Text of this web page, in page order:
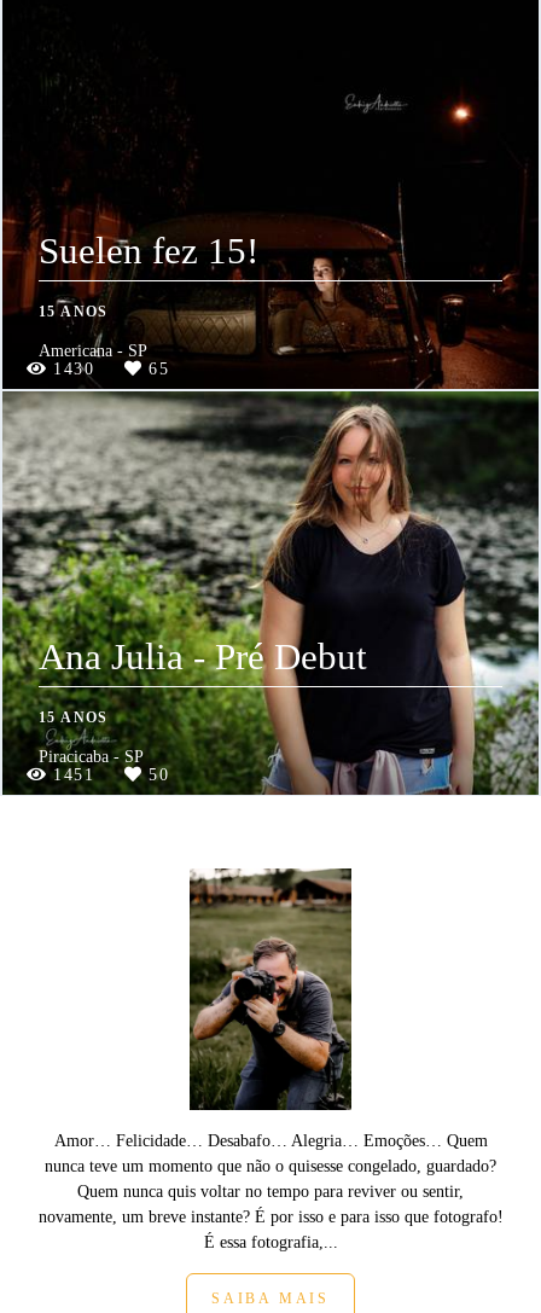
Suelen fez 15!
15 ANOS
Americana - SP
1430
65
Ana Julia - Pré Debut
15 ANOS
Piracicaba - SP
1451
50
Amor… Felicidade… Desabafo… Alegria… Emoções… Quem
nunca teve um momento que não o quisesse congelado, guardado?
Quem nunca quis voltar no tempo para reviver ou sentir,
novamente, um breve instante? É por isso e para isso que fotografo!
É essa fotografia,...
SAIBA MAIS